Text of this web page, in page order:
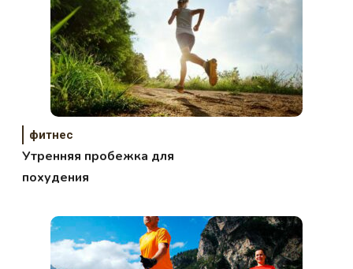
фитнес
Утренняя пробежка для
похудения